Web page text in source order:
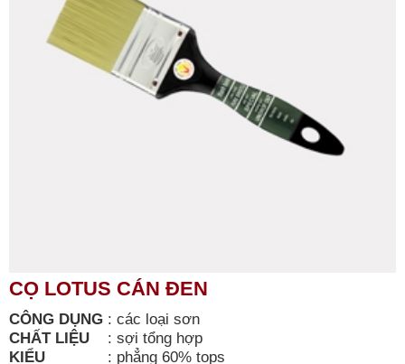
CỌ LOTUS CÁN ĐEN
CÔNG DỤNG : các loại sơn
CHẤT LIỆU
: sợi tổng hợp
KIỂU
: phẳng 60% tops